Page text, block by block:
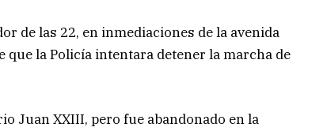
de las 22, en inmediaciones de la avenida
que la Policía intentara detener la marcha de
Juan XXIII, pero fue abandonado en la